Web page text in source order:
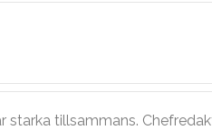
starka tillsammans.